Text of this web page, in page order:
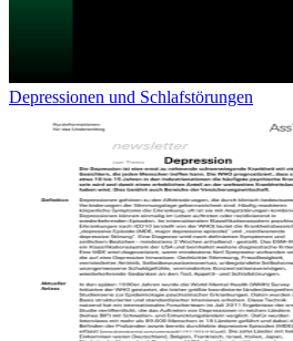
Depressionen und Schlafstörungen